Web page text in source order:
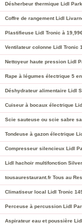
Désherbeur thermique Lidl
Coffre de rangement Lidl
Plastifieuse Lidl Tronic à 19,99€
Ventilateur colonne Lidl Tronic
Nettoyeur haute pression Lidl
Rape à légumes électrique 5
Déshydrateur alimentaire Lidl
Cuiseur à bocaux électrique
Scie sauteuse ou scie sabre
Tondeuse à gazon électrique
Compresseur silencieux Lidl
Lidl hachoir multifonction
tousaurestaurant.fr Tous au
Climatiseur local Lidl Tronic
Perceuse à percussion Lidl
Aspirateur eau et poussière